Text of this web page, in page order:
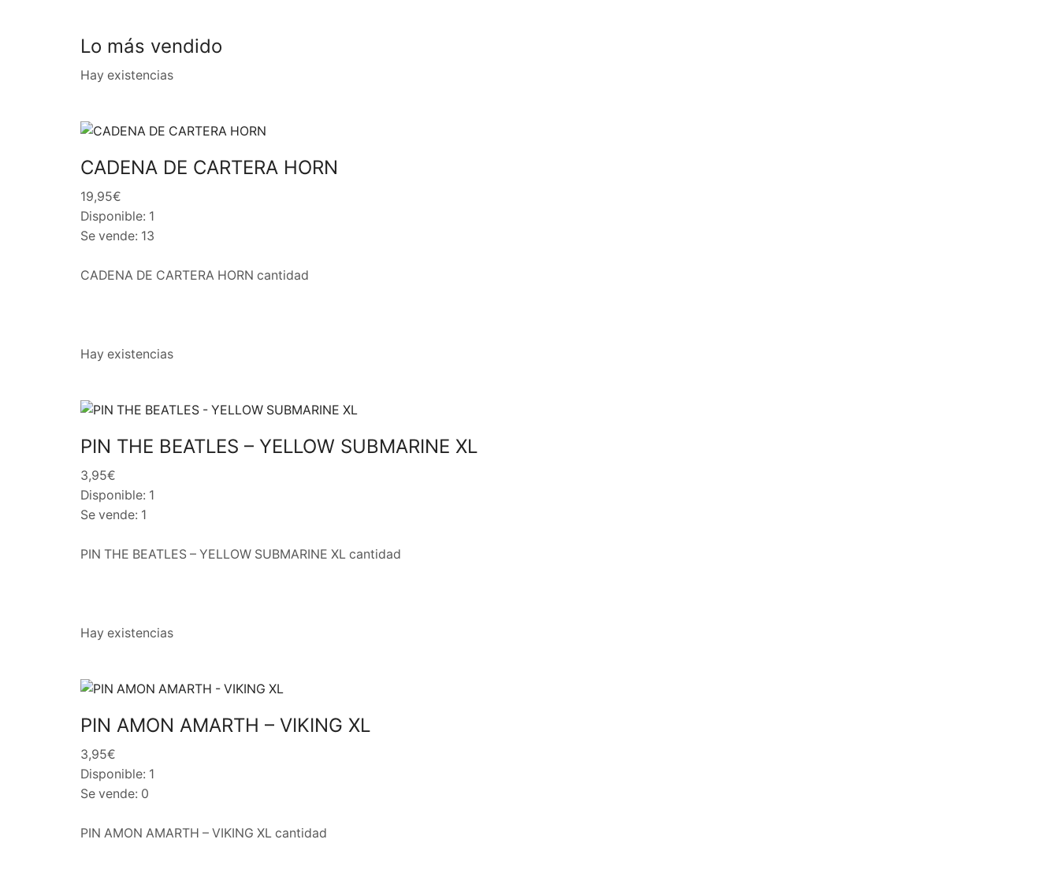
Lo más vendido
Hay existencias
CADENA DE CARTERA HORN
19,95€
Disponible: 1
Se vende: 13
CADENA DE CARTERA HORN cantidad
Hay existencias
PIN THE BEATLES – YELLOW SUBMARINE XL
3,95€
Disponible: 1
Se vende: 1
PIN THE BEATLES – YELLOW SUBMARINE XL cantidad
Hay existencias
PIN AMON AMARTH – VIKING XL
3,95€
Disponible: 1
Se vende: 0
PIN AMON AMARTH – VIKING XL cantidad